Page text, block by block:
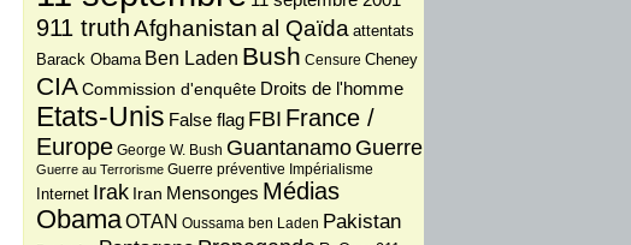
911 truthAfghanistanal Qaïda attentats
Barack Obama Ben Laden Bush Censure Cheney
CIA Commission d'enquête Droits de l'homme
Etats-Unis False flag FBI France /
Europe George W. Bush Guantanamo Guerre
Guerre au Terrorisme Guerre préventive Impérialisme
Internet Irak Iran Mensonges Médias
ObamaOTAN Oussama ben Laden Pakistan